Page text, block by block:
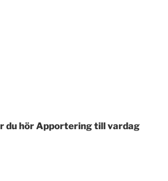
du hör Apportering till vardag